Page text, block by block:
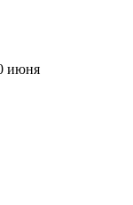
июня